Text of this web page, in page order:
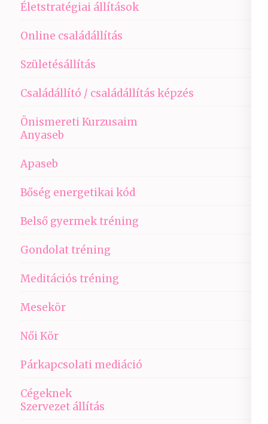
Életstratégiai állítások
Online családállítás
Születésállítás
Családállító / családállítás képzés
Önismereti Kurzusaim
Anyaseb
Apaseb
Bőség energetikai kód
Belső gyermek tréning
Gondolat tréning
Meditációs tréning
Mesekör
Női Kör
Párkapcsolati mediáció
Cégeknek
Szervezet állítás